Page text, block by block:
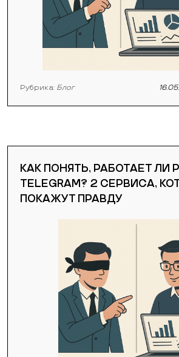
Рубрика: Блог
КАК ПОНЯТЬ, РАБОТАЕТ ЛИ
TELEGRAM? 2 СЕРВИСА,
ПОКАЖУТ ПРАВДУ